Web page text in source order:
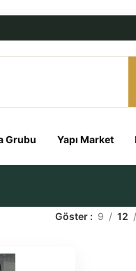
Grubu Yapı Market
Göster 9 12